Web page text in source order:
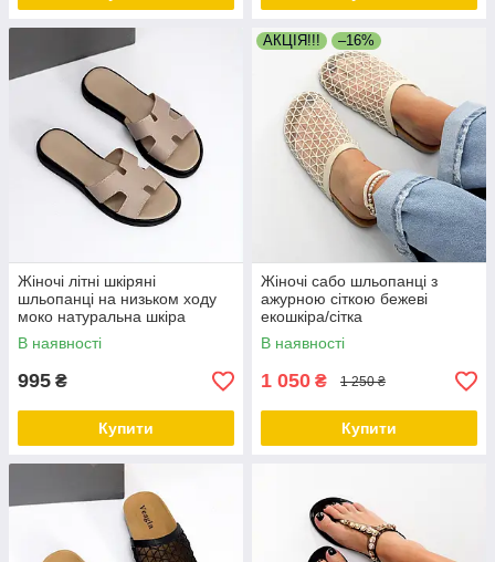
Жіночі літні шкіряні
шльопанці на низьком ходу
моко натуральна шкіра
В наявності
995 ₴
Купити
АКЦІЯ!!! –16%
Жіночі сабо шльопанці з
ажурною сіткою бежеві
екошкіра/сітка
В наявності
1 050 ₴ 1 250 ₴
Купити